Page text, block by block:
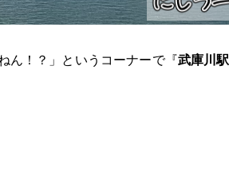
ん！？」というコーナーで『武庫川駅